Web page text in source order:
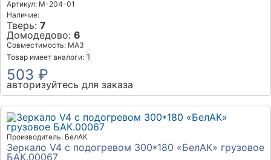
Артикул: М-204-01
Наличие:
Тверь: 7
Домодедово: 6
Совместимость: МАЗ
Товар имеет аналоги: 1
503 ₽
авторизуйтесь для заказа
Производитель: БелАК
Зеркало V4 с подогревом 300*180 «БелАК» грузовое
БАК.00067